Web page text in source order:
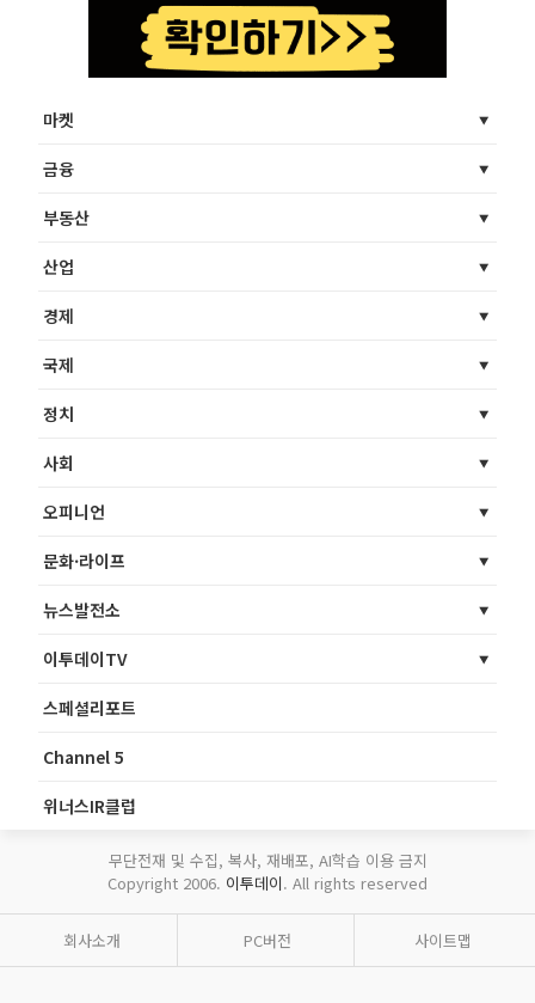
마켓
금융
부동산
산업
경제
국제
정치
사회
오피니언
문화·라이프
뉴스발전소
이투데이TV
스페셜리포트
Channel 5
위너스IR클럽
무단전재 및 수집, 복사, 재배포, AI학습 이용 금지
Copyright 2006. 이투데이. All rights reserved
회사소개 PC버전 사이트맵